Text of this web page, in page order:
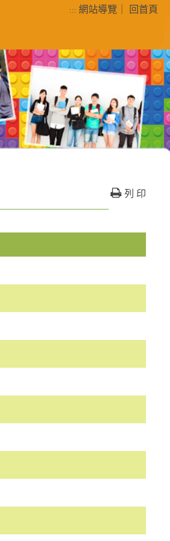
::: 網站導覽 回首頁
列
列 印